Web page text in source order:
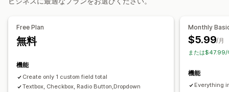
自動更新
Free Plan
無料
機能
Create only 1 custom field total
Textbox, Checkbox, Radio Button,Dropdown
Monthly
$5.99/月
または$47.99/
機能
Everything